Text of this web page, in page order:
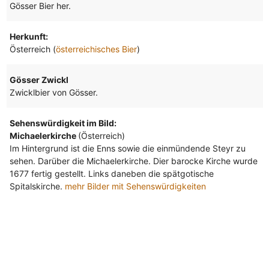
Gösser Bier her.
Herkunft:
Österreich (österreichisches Bier)
Gösser Zwickl
Zwicklbier von Gösser.
Sehenswürdigkeit im Bild:
Michaelerkirche (Österreich)
Im Hintergrund ist die Enns sowie die einmündende Steyr zu
sehen. Darüber die Michaelerkirche. Dier barocke Kirche wurde
1677 fertig gestellt. Links daneben die spätgotische
Spitalskirche. mehr Bilder mit Sehenswürdigkeiten